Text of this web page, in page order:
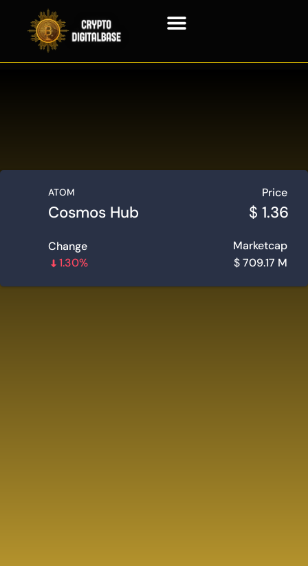
ATOM
Cosmos Hub
Price
$ 1.36
Change
1.30%
Marketcap
$709.17 M